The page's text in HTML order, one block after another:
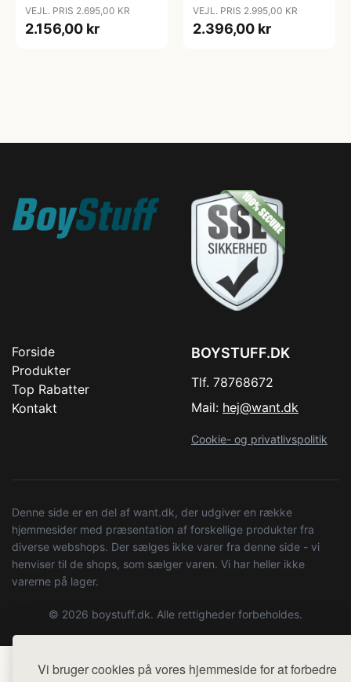
Vi bruger cookies på vores hjemmeside for at forbedre
VEJL. PRIS 2.695,00 KR
2.156,00 kr
VEJL. PRIS 2.995,00 KR
2.396,00 kr
Forside
Produkter
Top Rabatter
Kontakt
BOYSTUFF.DK
Tlf. 78768672
Mail: hej@want.dk
Cookie- og privatlivspolitik
Denne side er en del af want.dk, der udgiver en række
hjemmesider med præsentation af forskellige produkter fra
diverse webshops. Der sælges ikke varer fra denne side - vi
henviser til de shops, som sælger varen. Vi har heller ikke
varerne på lager.
© 2026 boystuff.dk. Alle rettigheder forbeholdes.